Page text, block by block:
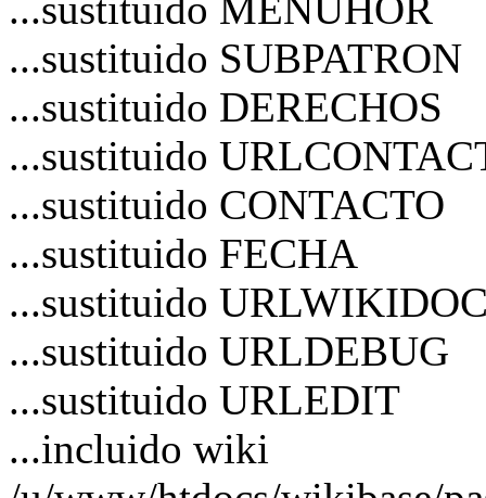
...sustituido SUBPATRON
...sustituido DERECHOS
...sustituido
...sustituido CONTACTO
...sustituido FECHA
...sustituido
...sustituido URLDEBUG
...sustituido URLEDIT
...incluido wiki